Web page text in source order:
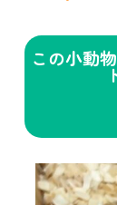
この小動